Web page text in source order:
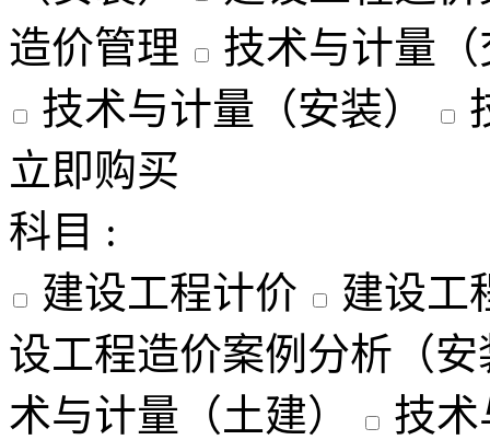
造价管理
技术与计量
技术与计量（安装）
立即购买
科目 :
建设工程计价
建设工
设工程造价案例分析（安
术与计量（土建）
技